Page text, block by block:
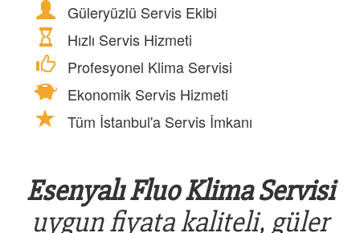
Güleryüzlü Servis Ekibi
Hızlı Servis Hizmeti
Profesyonel Klima Servisi
Ekonomik Servis Hizmeti
Tüm İstanbul'a Servis İmkanı
Esenyalı Fluo Klima Servisi
uygun fiyata kaliteli, güler